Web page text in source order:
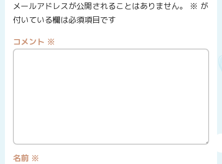
メールアドレスが公開されることはありません。 ※ が
付いている欄は必須項目です
コメント ※
名前 ※